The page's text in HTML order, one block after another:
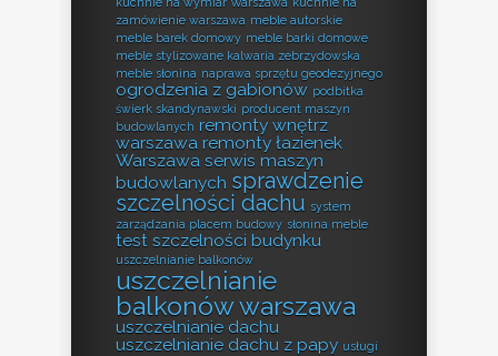
zamówienie warszawa meble autorskie
meble barek domowy meble barki domowe
meble stylizowane kalwaria zebrzydowska
meble słonina naprawa sprzętu geodezyjnego
ogrodzenia z gabionów podbitka
świerk skandynawski producent maszyn
budowlanych remonty wnętrz
warszawa remonty łazienek
Warszawa serwis maszyn
budowlanych sprawdzenie
szczelności dachu system
zarządzania placem budowy słonina meble
test szczelności budynku
uszczelnianie balkonów
uszczelnianie
balkonów warszawa
uszczelnianie dachu
uszczelnianie dachu z papy usługi